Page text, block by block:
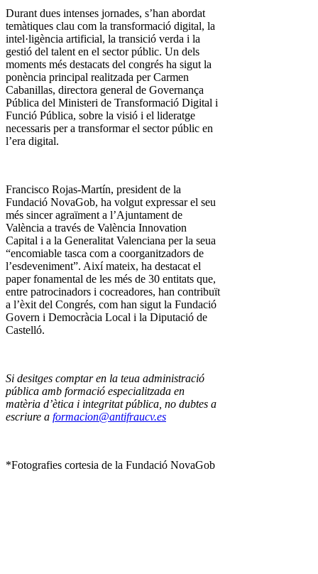
Durant dues intenses jornades, s’han abordat
temàtiques clau com la transformació digital, la
intel·ligència artificial, la transició verda i la
gestió del talent en el sector públic. Un dels
moments més destacats del congrés ha sigut la
ponència principal realitzada per Carmen
Cabanillas, directora general de Governança
Pública del Ministeri de Transformació Digital i
Funció Pública, sobre la visió i el lideratge
necessaris per a transformar el sector públic en
l’era digital.
Francisco Rojas-Martín, president de la
Fundació NovaGob, ha volgut expressar el seu
més sincer agraïment a l’Ajuntament de
València a través de València Innovation
Capital i a la Generalitat Valenciana per la seua
“encomiable tasca com a coorganitzadors de
l’esdeveniment”. Així mateix, ha destacat el
paper fonamental de les més de 30 entitats que,
entre patrocinadors i cocreadores, han contribuït
a l’èxit del Congrés, com han sigut la Fundació
Govern i Democràcia Local i la Diputació de
Castelló.
Si desitges comptar en la teua administració
pública amb formació especialitzada en
matèria d’ètica i integritat pública, no dubtes a
escriure a formacion@antifraucv.es
*Fotografies cortesia de la Fundació NovaGob